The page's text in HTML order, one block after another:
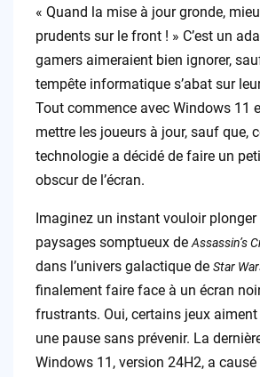
« Quand la mise à jour gronde,
prudents sur le front ! » C’est un
gamers aimeraient bien ignorer,
tempête informatique s’abat sur
Tout commence avec Windows 11
mettre les joueurs à jour, sauf que,
technologie a décidé de faire un
obscur de l’écran.
Imaginez un instant vouloir
paysages somptueux deAssassin’s
dans l’univers galactique de Star
finalement faire face à un écran
frustrants. Oui, certains jeux
une pause sans prévenir. La
Windows 11, version 24H2, a